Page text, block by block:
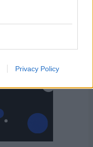
Privacy Policy